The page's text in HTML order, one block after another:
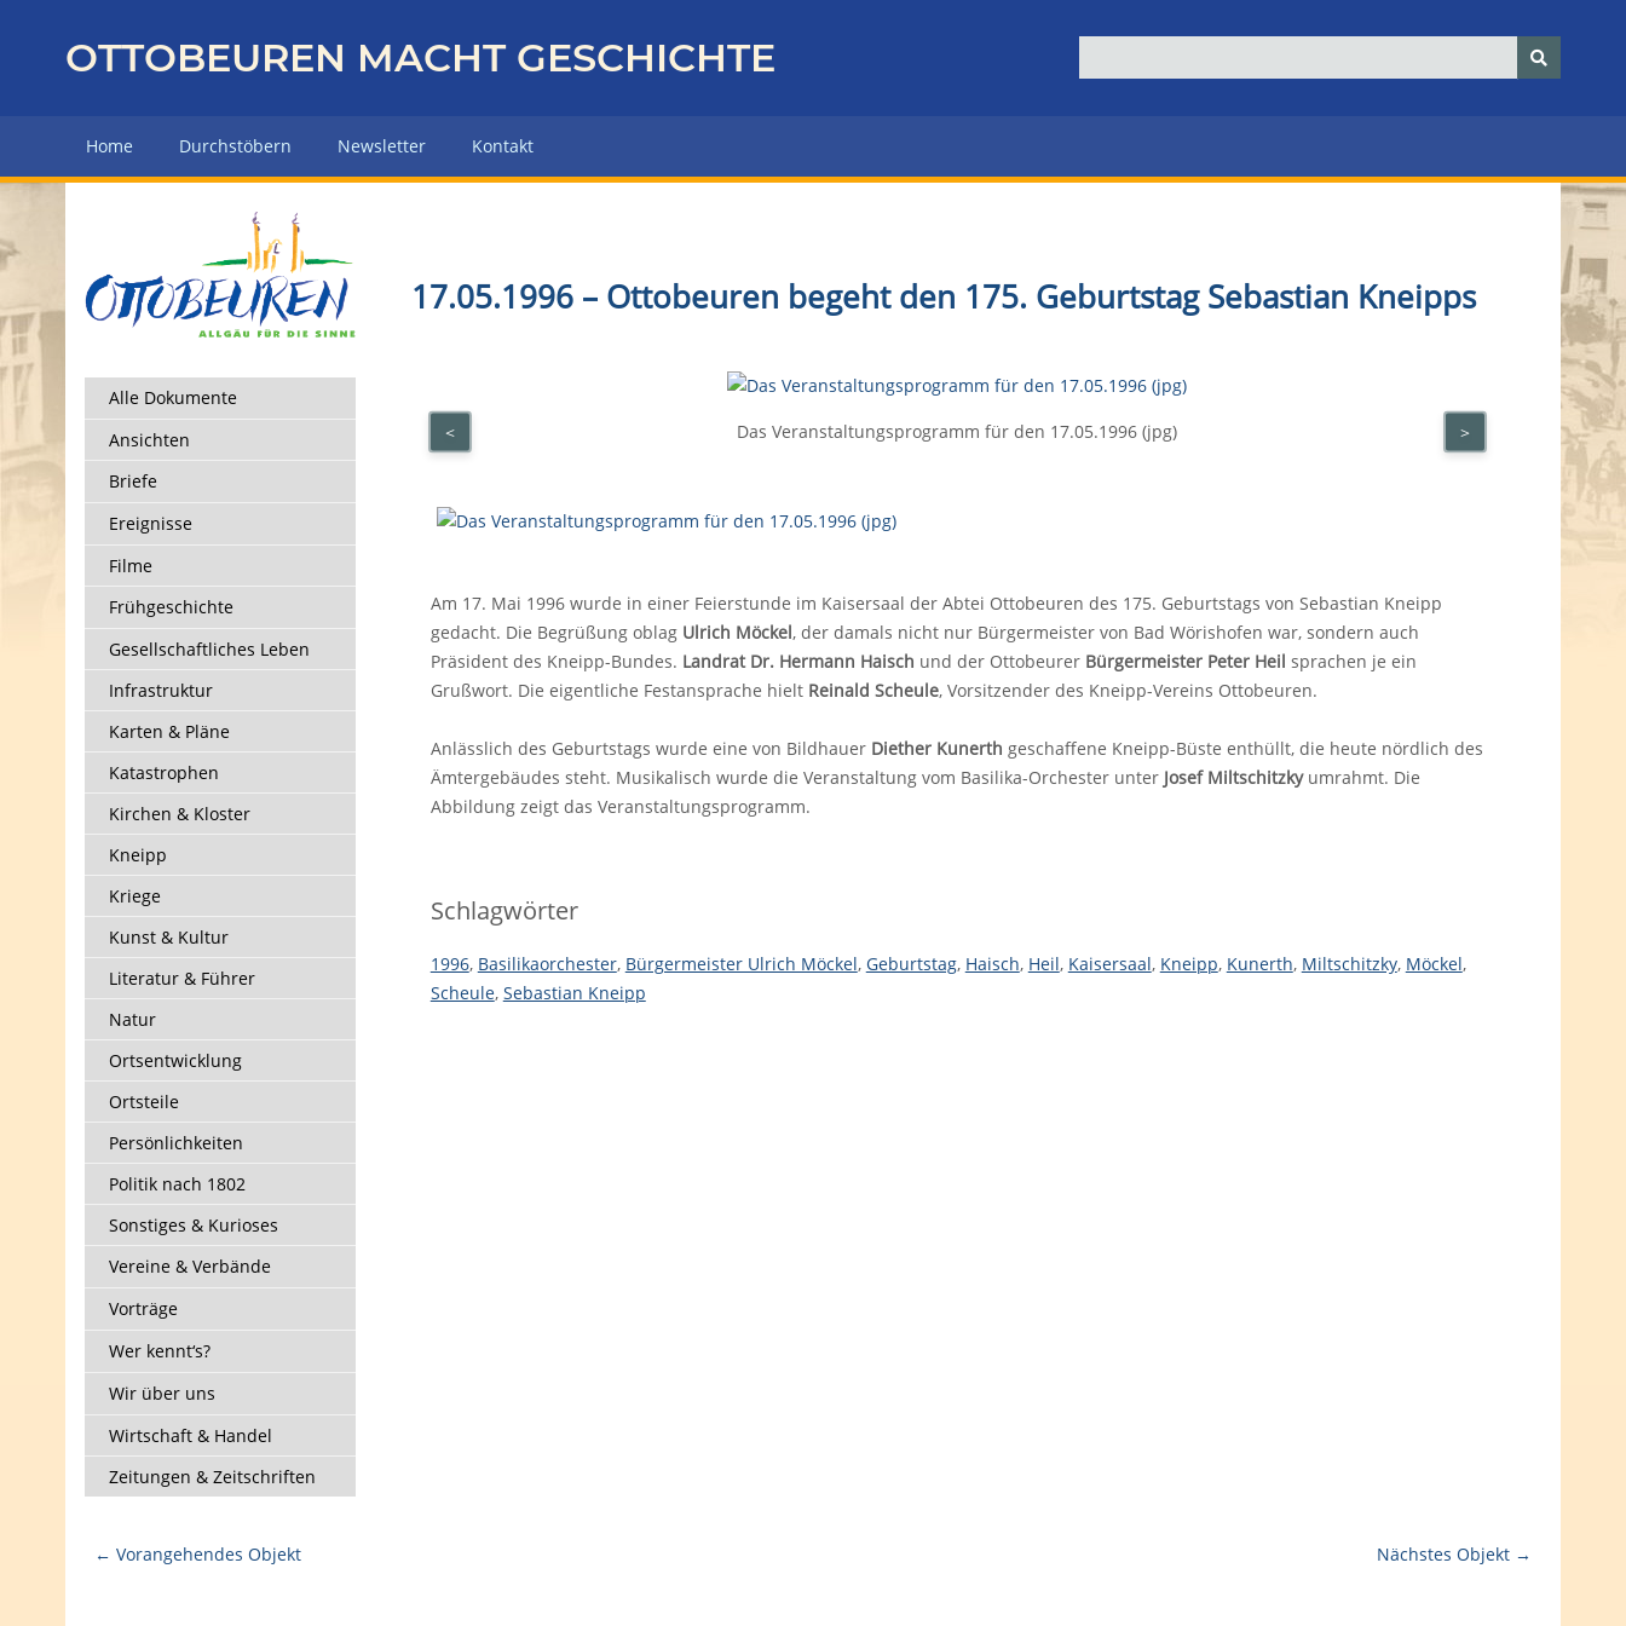
z
r
H
u
p
e
OTTOBEUREN MACHT GESCHICHTE
Home Durchstöbern Newsletter Kontakt
Alle Dokumente
Ansichten
Briefe
Ereignisse
Filme
Frühgeschichte
Gesellschaftliches Leben
Infrastruktur
Karten & Pläne
Katastrophen
Kirchen & Kloster
Kneipp
Kriege
Kunst & Kultur
Literatur & Führer
Natur
Ortsentwicklung
Ortsteile
Persönlichkeiten
Politik nach 1802
Sonstiges & Kurioses
Vereine & Verbände
Vorträge
Wer kennt‘s?
Wir über uns
Wirtschaft & Handel
Zeitungen & Zeitschriften
17.05.1996 – Ottobeuren begeht den 175. Geburtstag Sebastian Kneipps
Das Veranstaltungsprogramm für den 17.05.1996 (jpg)
< >
Am 17. Mai 1996 wurde in einer Feierstunde im Kaisersaal der Abtei Ottobeuren des 175. Geburtstags von Sebastian Kneipp
gedacht. Die Begrüßung oblag Ulrich Möckel, der damals nicht nur Bürgermeister von Bad Wörishofen war, sondern auch
Präsident des Kneipp-Bundes. Landrat Dr. Hermann Haisch und der Ottobeurer Bürgermeister Peter Heil sprachen je ein
Grußwort. Die eigentliche Festansprache hielt Reinald Scheule, Vorsitzender des Kneipp-Vereins Ottobeuren.
Anlässlich des Geburtstags wurde eine von Bildhauer Diether Kunerth geschaffene Kneipp-Büste enthüllt, die heute nördlich des
Ämtergebäudes steht. Musikalisch wurde die Veranstaltung vom Basilika-Orchester unter Josef Miltschitzkyumrahmt. Die
Abbildung zeigt das Veranstaltungsprogramm.
Schlagwörter
1996, Basilikaorchester, Bürgermeister Ulrich Möckel, Geburtstag, Haisch, Heil, Kaisersaal, Kneipp, Kunerth, Miltschitzky, Möckel,
Scheule, Sebastian Kneipp
← Vorangehendes Objekt Nächstes Objekt →